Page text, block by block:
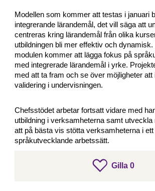
Gilla 0gillar
Modellen som kommer att testas i januari
integrerande lärandemål, det vill säga att
centreras kring lärandemål från olika
utbildningen bli mer effektiv och dynamisk.
modulen kommer att lägga fokus på
med integrerade lärandemål i yrke.
med attta fram och se över möjligheter att
validering i undervisningen.
Chefsstödet arbetar fortsatt vidare med
utbildning i verksamheterna samt utveckla
att på bästa vis stötta verksamheterna i ett
språkutvecklande arbetssätt.